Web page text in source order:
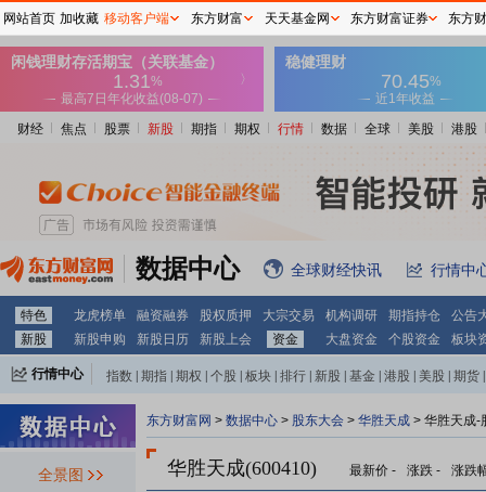
财经 焦点 股票 新股 期指 期权 行情 数据 全球 美股 港股
数据中心 全球财经快讯 行情中
特色 龙虎榜单 融资融券 股权质押 大宗交易 机构调研 期指持仓
公告
新股
新股申购 新股日历 新股上会 资金 大盘资金 个股资金 板块
行情中心 指数 期指 期权 个股 板块 排行 新股 基金 港股 美股 期货
全景图
东方财富网 > 数据中心 > 股东大会 > 华胜天成 > 华胜天成-
华胜天成(600410) 最新价 - 涨跌 - 涨跌
网站首页 加收藏 移动客户端 东方财富 天天基金网 东方财富证券 东方